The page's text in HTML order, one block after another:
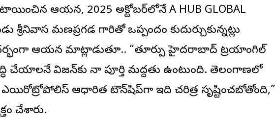
ఆయన, 2025 అక్టోబర్‌లోనే A HUB GLOBAL
శ్రీనివాస మణప్రగడ గారితో ఒప్పందం కుదుర్చుకున్నట్లు
ఆయన మాట్లాడుతూ.. “తూర్పు హైదరాబాద్ ట్రయాంగిల్
చేయాలనే విజన్‌కు నా పూర్తి మద్దతు ఉంటుంది. తెలంగాణలో
ఆధారిత టౌన్‌షిప్‌గా ఇది చరిత్ర సృష్టించబోతోంది,”
చేశారు.